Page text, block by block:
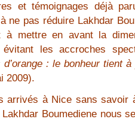
et témoignages déjà
ne pas réduire Lakhdar
à mettre en avant la
les accroches
: le bonheur tient
2009).
arrivés à Nice sans savoir
Boumediene nous